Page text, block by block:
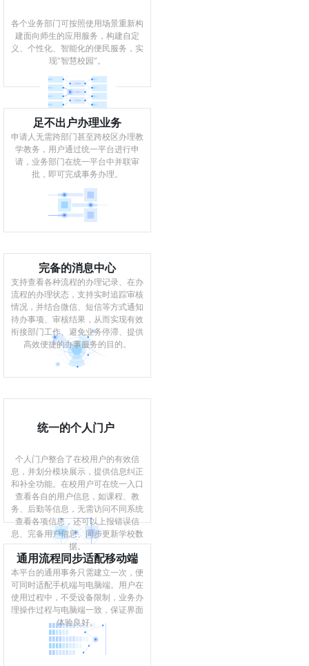
各个业务部门可按照使用场景重新构
建面向师生的应用服务，构建自定
义、个性化、智能化的便民服务，实
现“智慧校园”。
足不出户办理业务
​​​​​​申请人无需跨部门甚至跨校区办理教
学教务，用户通过统一平台进行申
请，业务部门在统一平台中并联审
批，即可完成事务办理。
完备的消息中心
支持查看各种流程的办理记录、在办
流程的办理状态，支持实时追踪审核
情况，并结合微信、短信等方式通知
待办事项、审核结果，从而实现有效
衔接部门工作、避免业务停滞、提供
高效便捷的办事服务的目的。
统一的个人门户
个人门户整合了在校用户的有效信
息，并划分模块展示，提供信息纠正
和补全功能。在校用户可在统一入口
查看各自的用户信息，如课程、教
务、后勤等信息，无需访问不同系统
查看各项信息，还可以上报错误信
息、完备用户信息、同步更新学校数
据。
通用流程同步适配移动端
本平台的通用事务只需建立一次，便
可同时适配手机端与电脑端。用户在
使用过程中，不受设备限制，业务办
理操作过程与电脑端一致，保证界面
体验良好。